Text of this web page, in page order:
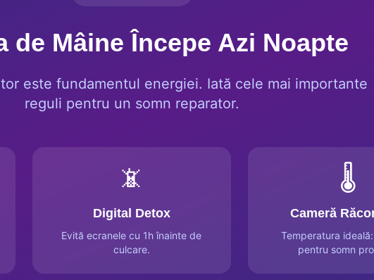
de Mâine Începe Azi Noapte
este fundamentul energiei. Iată cele mai importante
reguli pentru un somn reparator.
📵
Digital Detox
Evită ecranele cu 1h înainte de
culcare.
🌡️
Cameră
Temperatura
pentru somn